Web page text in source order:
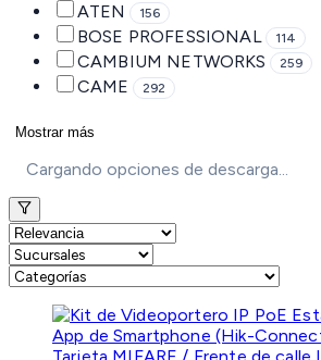
ATEN 156
BOSE PROFESSIONAL 114
CAMBIUM NETWORKS 259
CAME 292
Mostrar más
Cargando opciones de descarga...